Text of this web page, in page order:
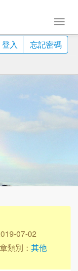
登入
忘記密碼
07-02
類別： 其他